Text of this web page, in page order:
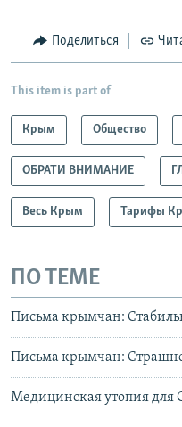
Поделиться
This item is part of
Крым Общество
ОБРАТИ ВНИМАНИЕ
Весь Крым Тарифы
ПО ТЕМЕ
Письма крымчан:
Письма крымчан:
Медицинская утопия для